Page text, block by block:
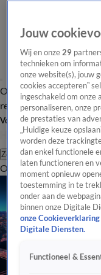
Overzicht Laatste nieuws
redactie
Volg Hart van Nederland
Zoeken
OverzichtRegio
Jouw
Wij en onze29
technieken om
onze website(s), jouw
cookies accepteren”
ingeschakeld om
personaliseren, onze
de prestaties van
„Huidige keuze
worden deze
dan enkel functionele
laten functioneren en
moment opnieuw
toestemming in te
onder aan de
binnen onze Digitale
onze
Digitale Diensten.
Functioneel &